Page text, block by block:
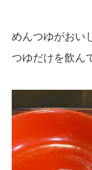
めんつゆがおい
つゆだけを飲ん